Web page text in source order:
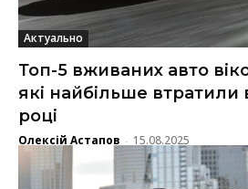
Актуально
Топ-5 вживаних авто
які найбільше втратили
році
Олексій Астапов - 15.08.2025